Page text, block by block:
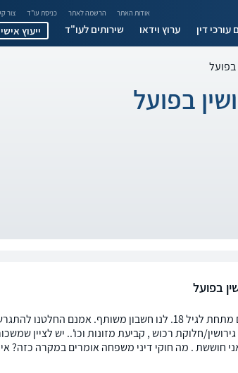
אודות האתר הרשמה לאתר כניסת עו"ד צור
עורכי דין ערוץ וידאו שירותים לעו"ד ייעוץ אישי
בפועל
בפועל
שלום. אני ובעלי פרודים 8 חודשים (מבחירתו). לנו ילדים מתחת לגיל 18. לנו
חלוקת רכוש , קביעת מזונות וכו'.. יש לציין
חוששת . מה חוקי דיני משפחה אומרים במקרה כזה?